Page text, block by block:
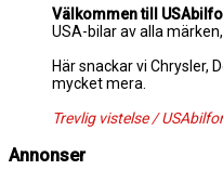
Välkommen till
USA-bilar av alla
Här snackar vi Chrysler,
mycket mera.
Trevlig vistelse /
Annonser